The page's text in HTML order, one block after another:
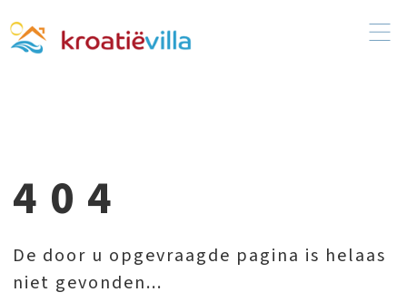
404
De door u opgevraagde pagina is helaas
niet gevonden...